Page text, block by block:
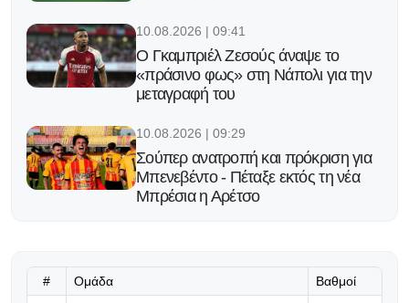
10.08.2026 | 09:41
O Γκαμπριέλ Ζεσούς άναψε το
«πράσινο φως» στη Νάπολι για την
μεταγραφή του
10.08.2026 | 09:29
Σούπερ ανατροπή και πρόκριση για
Μπενεβέντο - Πέταξε εκτός τη νέα
Μπρέσια η Αρέτσο
# Ομάδα Βαθμοί